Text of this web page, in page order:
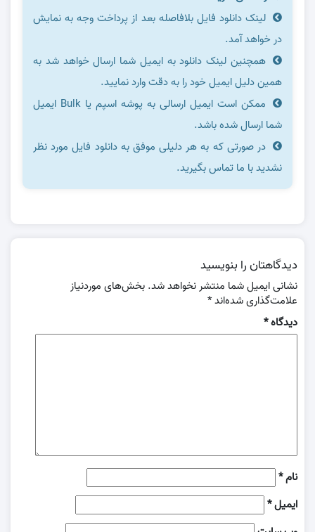
لینک دانلود فایل بلافاصله بعد از پرداخت وجه به نمایش
در خواهد آمد.
همچنین لینک دانلود به ایمیل شما ارسال خواهد شد به
همین دلیل ایمیل خود را به دقت وارد نمایید.
ممکن است ایمیل ارسالی به پوشه اسپم یا Bulk ایمیل
شما ارسال شده باشد.
در صورتی که به هر دلیلی موفق به دانلود فایل مورد نظر
نشدید با ما تماس بگیرید.
دیدگاهتان را بنویسید
نشانی ایمیل شما منتشر نخواهد شد. بخش‌های موردنیاز
علامت‌گذاری شده‌اند*
دیدگاه*
نام*
ایمیل*